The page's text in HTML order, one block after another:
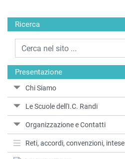
Ricerca
Presentazione
Chi Siamo
Le Scuole dell'I.C. Randi
Organizzazione e Contatti
Reti, accordi, convenzioni, intese